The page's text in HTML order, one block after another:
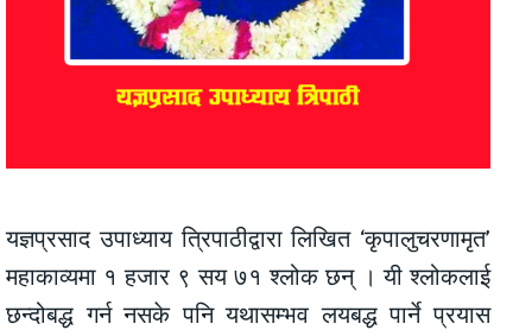
यज्ञप्रसाद उपाध्याय त्रिपाठीद्वारा लिखित ‘कृपालुचरणामृत’
महाकाव्यमा १ हजार ९ सय ७१ श्लोक छन् । यी श्लोकलाई
छन्दोबद्ध गर्न नसके पनि यथासम्भव लयबद्ध पार्ने प्रयास